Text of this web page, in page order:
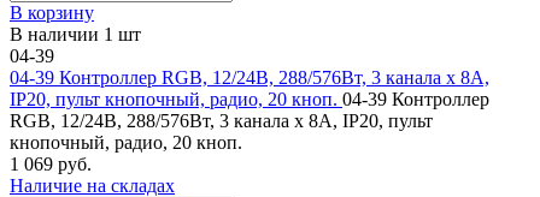
В корзину
В наличии 1 шт
04-39
04-39 Контроллер RGB, 12/24В, 288/576Вт, 3 канала х 8А,
IP20, пульт кнопочный, радио, 20 кноп. 04-39 Контроллер
RGB, 12/24В, 288/576Вт, 3 канала х 8А, IP20, пульт
кнопочный, радио, 20 кноп.
1 069 руб.
Наличие на складах